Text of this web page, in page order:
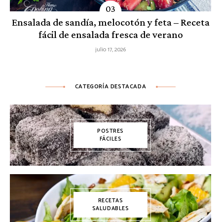
Ensalada de sandía, melocotón y feta – Receta
fácil de ensalada fresca de verano
julio 17, 2026
CATEGORÍA DESTACADA
POSTRES
FÁCILES
RECETAS
SALUDABLES